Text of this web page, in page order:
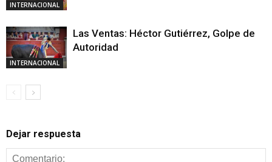
INTERNACIONAL
INTERNACIONAL
Las Ventas: Héctor Gutiérrez, Golpe de
Autoridad
Dejar respuesta